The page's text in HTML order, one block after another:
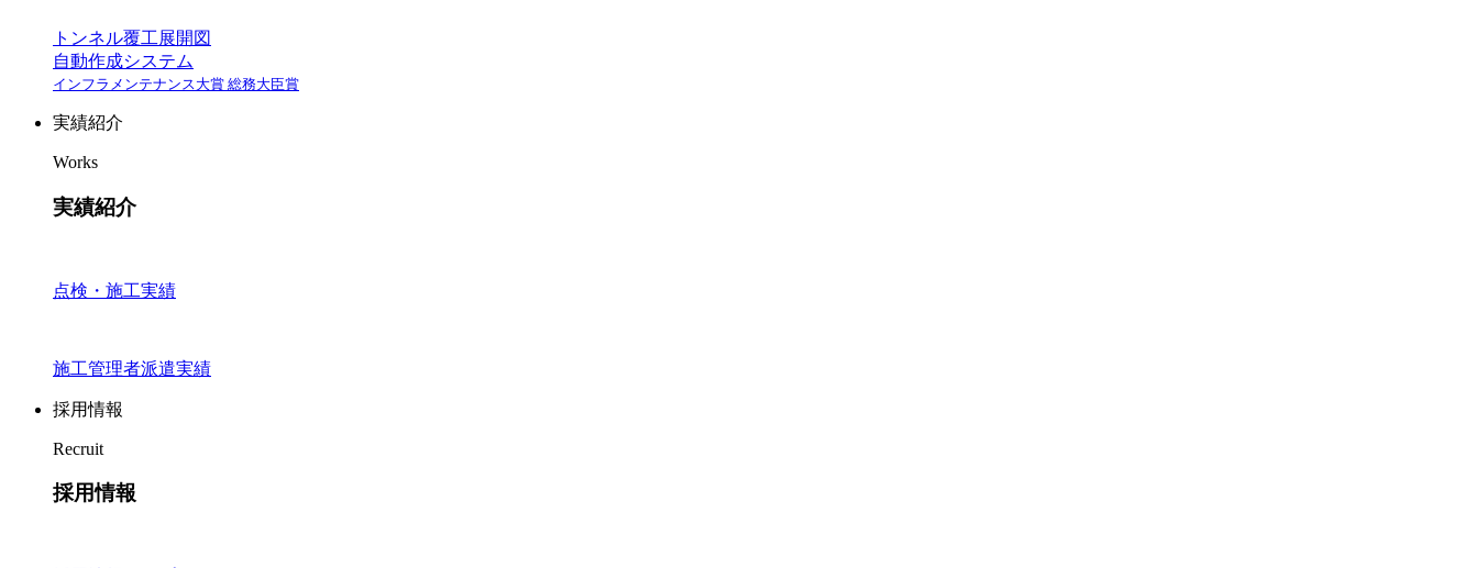
トンネル覆工展開図
自動作成システム
インフラメンテナンス大賞 総務大臣賞
実績紹介
Works
実績紹介
点検・施工実績
施工管理者派遣実績
採用情報
Recruit
採用情報